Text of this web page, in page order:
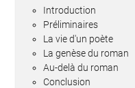
Introduction
Préliminaires
La vie d'un poète
La genèse du roman
Au-delà du roman
Conclusion